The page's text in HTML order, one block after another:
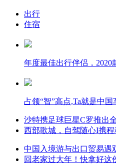
出行
住宿
年度最佳出行伴侣，2020
占领“智”高点,Ta就是中国
沙特携足球巨星C罗推出
西部歌城，自驾随心I携
中国入境游与出口贸易遇
回老家过大年！快拿好这